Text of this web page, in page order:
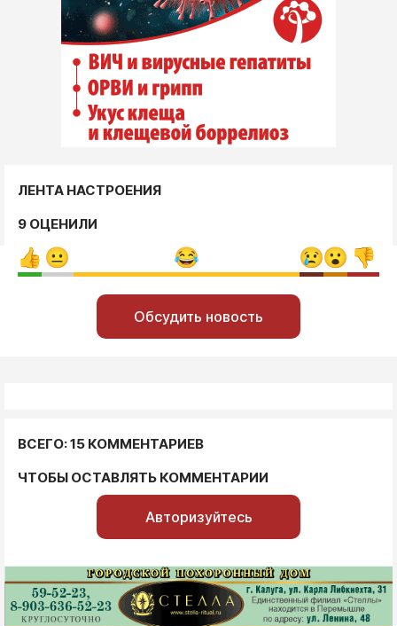
ЛЕНТА НАСТРОЕНИЯ
9 ОЦЕНИЛИ
Обсудить новость
ВСЕГО: 15 КОММЕНТАРИЕВ
ЧТОБЫ ОСТАВЛЯТЬ КОММЕНТАРИИ
Авторизуйтесь